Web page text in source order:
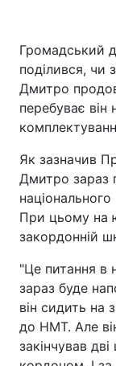
Громадський
поділився, чи
Дмитро
перебуває він
Як зазначив
Дмитро зараз
При цьому на
закордонній
"Це питання в
зараз буде
він сидить на
до НМТ. Але
закінчував